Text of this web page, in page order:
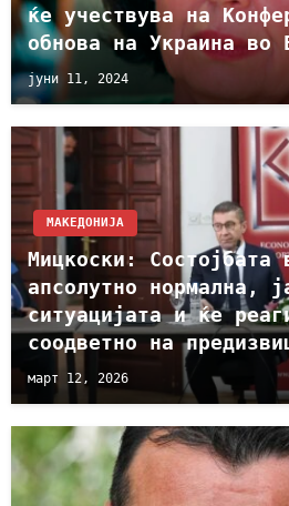
ќе учествува на
обнова на Украина во
јуни 11, 2024
МАКЕДОНИЈА
Мицкоски: Состојбата
апсолутно нормална,
ситуацијата и ќе
соодветно на
март 12, 2026